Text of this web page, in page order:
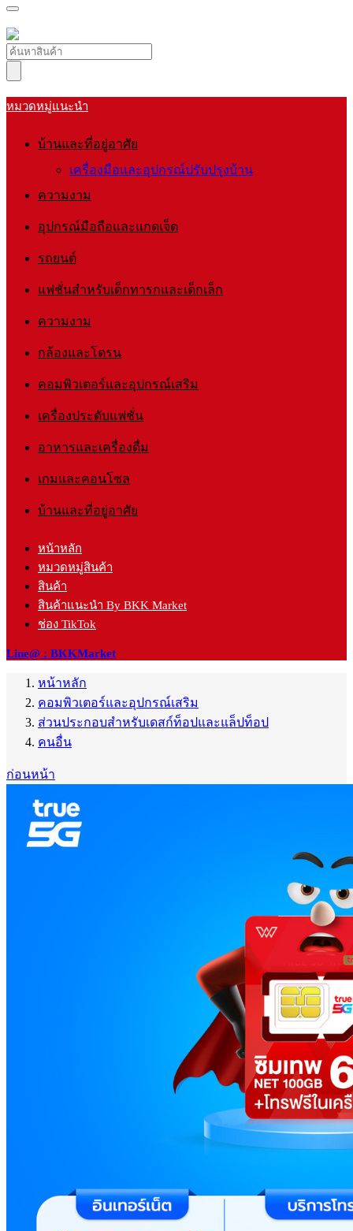
หมวดหมู่แนะนำ
บ้านและที่อยู่อาศัย
เครื่องมือและอุปกรณ์ปรับปรุงบ้าน
ความงาม
อุปกรณ์มือถือและแกดเจ็ต
รถยนต์
แฟชั่นสำหรับเด็กทารกและเด็กเล็ก
ความงาม
กล้องและโดรน
คอมพิวเตอร์และอุปกรณ์เสริม
เครื่องประดับแฟชั่น
อาหารและเครื่องดื่ม
เกมและคอนโซล
บ้านและที่อยู่อาศัย
หน้าหลัก
หมวดหมู่สินค้า
สินค้า
สินค้าแนะนำ By BKK Market
ช่อง TikTok
Line@ : BKKMarket
หน้าหลัก
คอมพิวเตอร์และอุปกรณ์เสริม
ส่วนประกอบสำหรับเดสก์ท็อปและแล็ปท็อป
คนอื่น
ก่อนหน้า